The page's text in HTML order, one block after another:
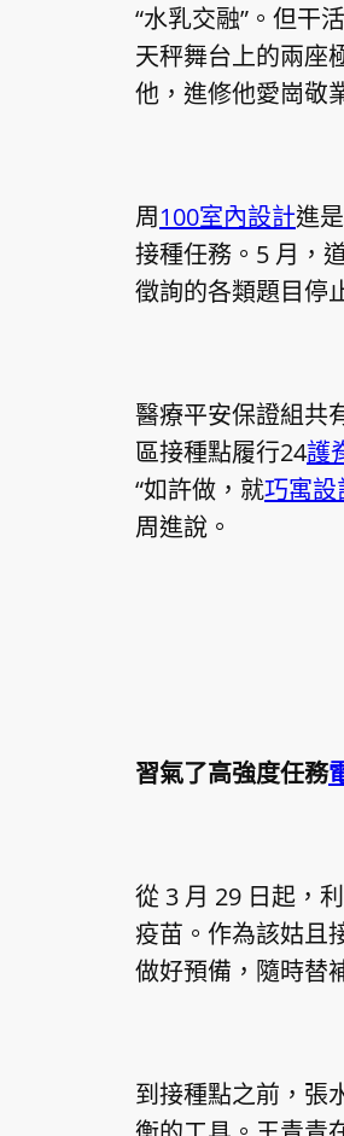
“水乳交融”。但干
天秤舞台上的兩座
他，進修他愛崗敬
周100室內設計進
接種任務。5 月，
徵詢的各類題目停
醫療平安保證組共
區接種點履行24護
“如許做，就巧寓設
周進說。
習氣了高強度任務
從 3 月 29 日起，
疫苗。作為該姑且
做好預備，隨時替
到接種點之前，張